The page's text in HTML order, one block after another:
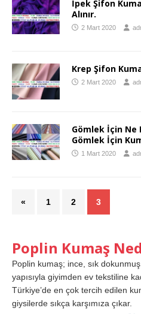
İpek Şifon
Alınır.
2 Mart 2020
Krep Şifon
2 Mart 2020
Gömlek İçin Ne
Gömlek İçin
1 Mart 2020
« 1 2 3
Poplin Kumaş
Poplin kumaş; ince, sık
yapısıyla giyimden ev tekstiline
Türkiye’de en çok tercih edilen
giysilerde sıkça karşımıza çıkar.